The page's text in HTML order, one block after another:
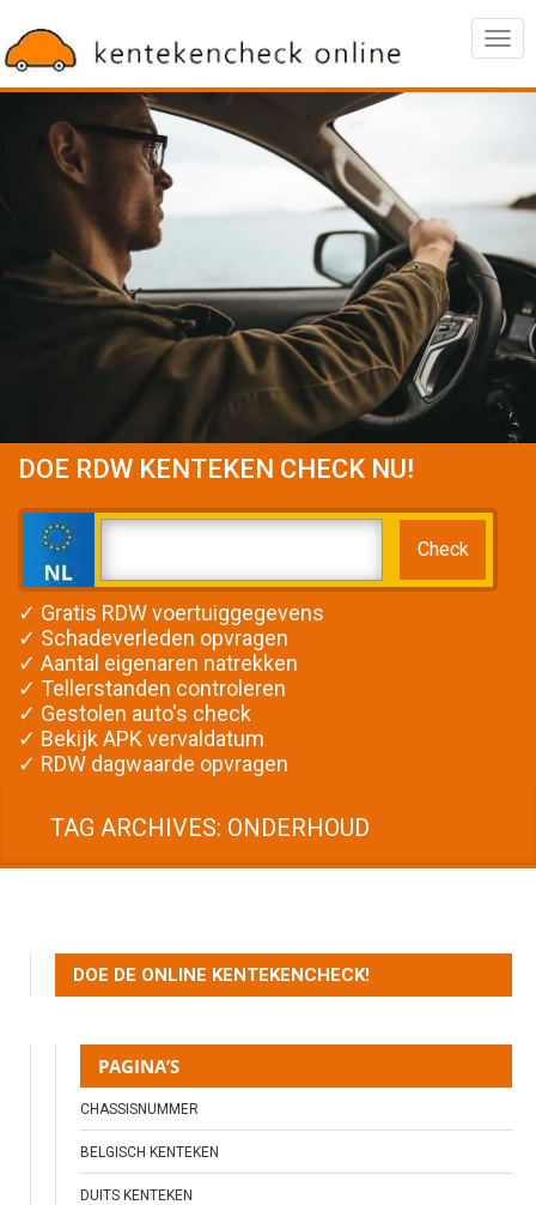
DOE RDW KENTEKEN CHECK NU!
✓ Gratis RDW voertuiggegevens
✓ Schadeverleden opvragen
✓ Aantal eigenaren natrekken
✓ Tellerstanden controleren
✓ Gestolen auto's check
✓ Bekijk APK vervaldatum
✓ RDW dagwaarde opvragen
TAG ARCHIVES: ONDERHOUD
DOE DE ONLINE KENTEKENCHECK!
PAGINA’S
CHASSISNUMMER
BELGISCH KENTEKEN
DUITS KENTEKEN